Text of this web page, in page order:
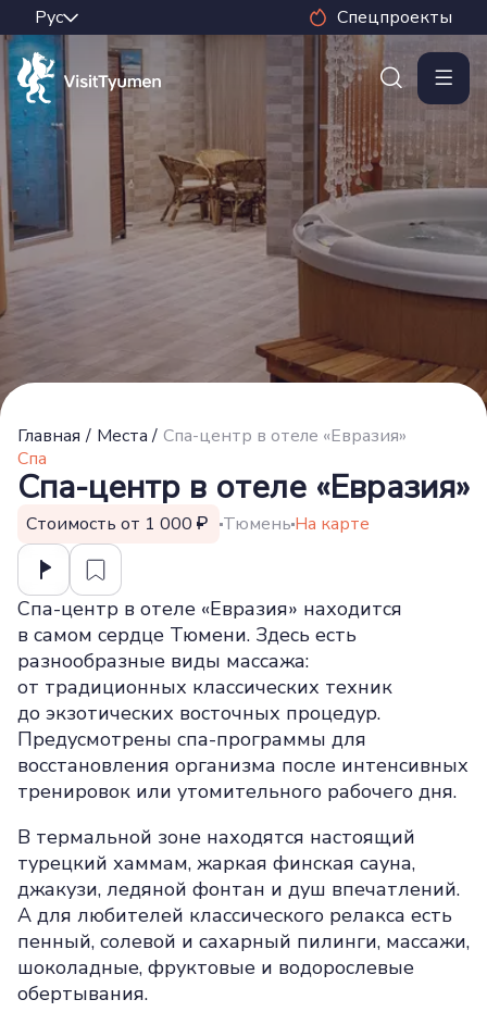
Спецпроекты
Главная / Места / Спа-центр в отеле «Евразия»
Спа
Спа-центр в отеле «Евразия»
Стоимость от 1 000 ТюменьНа карте
Спа-центр в отеле «Евразия» находится
в самом сердце Тюмени. Здесь есть
разнообразные виды массажа:
от традиционных классических техник
до экзотических восточных процедур.
Предусмотрены спа-программы для
восстановления организма после интенсивных
тренировок или утомительного рабочего дня.
В термальной зоне находятся настоящий
турецкий хаммам, жаркая финская сауна,
джакузи, ледяной фонтан и душ впечатлений.
А для любителей классического релакса есть
пенный, солевой и сахарный пилинги, массажи,
шоколадные, фруктовые и водорослевые
обертывания.